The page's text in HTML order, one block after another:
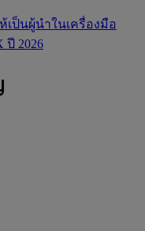
เป็นผู้นำในเครื่องมือ
ปี 2026